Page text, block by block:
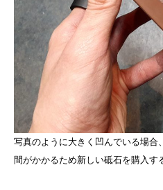
写真のように大きく凹んでいる場合
間がかかるため新しい砥石を購入す